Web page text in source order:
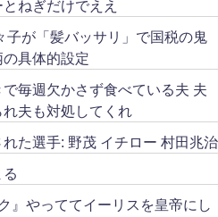
ねぎだけでええ
子が「髪バッサリ」で国税の鬼
具体的設定
毎週欠かさず食べている夫 夫
夫も対処してくれ
れた選手: 野茂 イチロー 村田兆治
』やっててイーリスを皇帝にし